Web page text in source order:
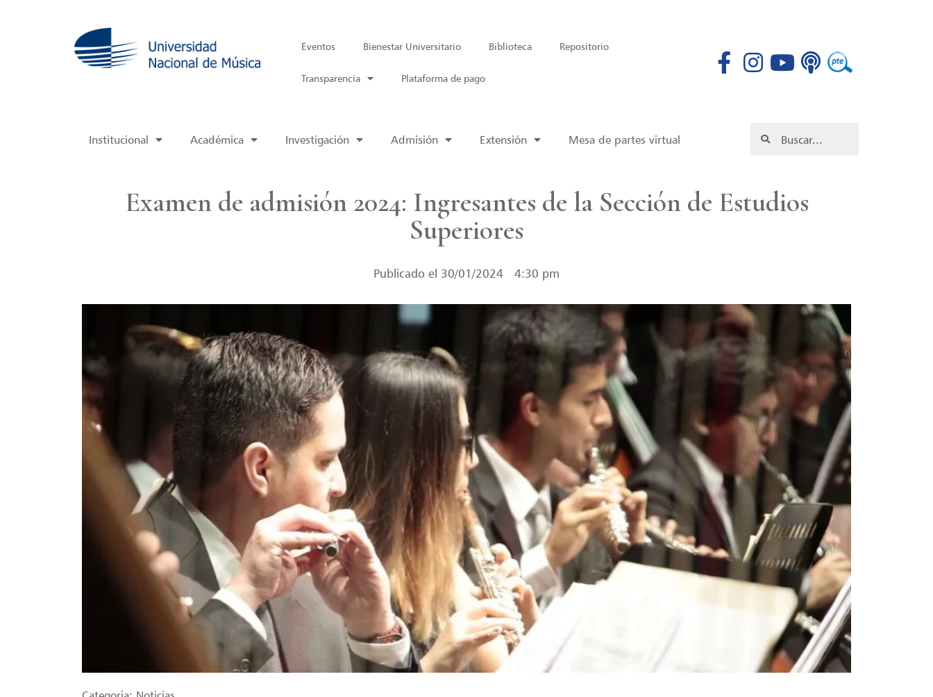
Eventos Bienestar Universitario Biblioteca Repositorio
Transparencia Plataforma de pago
Institucional Académica Investigación Admisión Extensión Mesa de partes virtual
Examen de admisión 2024: Ingresantes de la Sección de Estudios
Superiores
Publicado el 30/01/2024 4:30 pm